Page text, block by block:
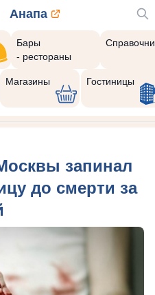
Анапа
Бары
- рестораны
Магазины Гостиницы
запинал
до смерти за